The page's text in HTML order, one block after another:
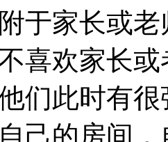
于家长或
喜欢家长
们此时有
己的房间